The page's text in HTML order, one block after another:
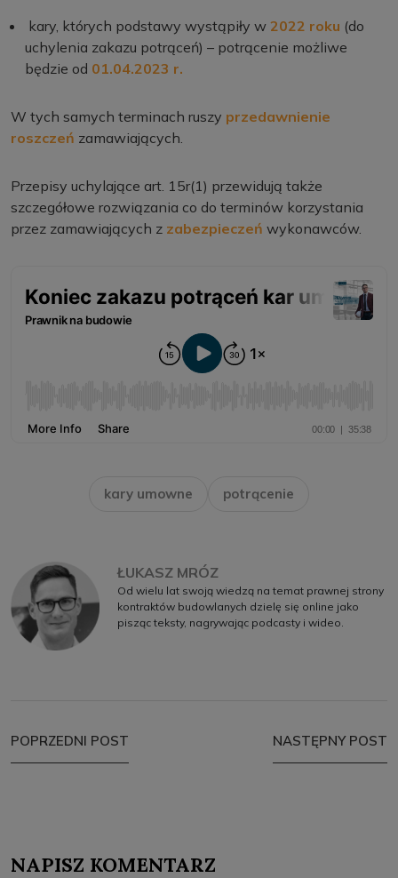
kary, których podstawy wystąpiły w 2022 roku (do
uchylenia zakazu potrąceń) – potrącenie możliwe
będzie od 01.04.2023 r.
W tych samych terminach ruszy przedawnienie
roszczeń zamawiających.
Przepisy uchylające art. 15r(1) przewidują także
szczegółowe rozwiązania co do terminów korzystania
przez zamawiających z zabezpieczeń wykonawców.
kary umowne potrącenie
ŁUKASZ MRÓZ
Od wielu lat swoją wiedzą na temat prawnej strony
kontraktów budowlanych dzielę się online jako
pisząc teksty, nagrywając podcasty i wideo.
POPRZEDNI POST NASTĘPNY POST
NAPISZ KOMENTARZ